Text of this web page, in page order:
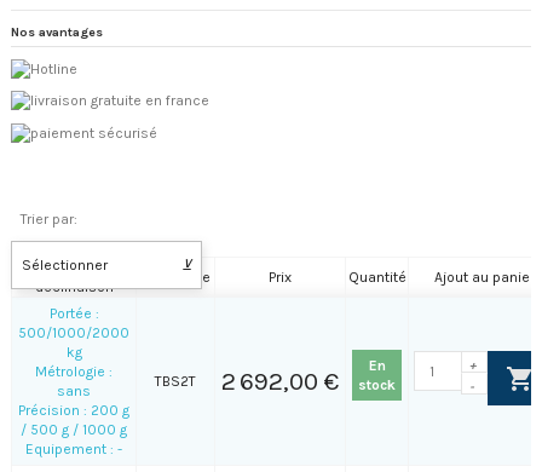
Nos avantages
Trier par:
Sélectionner ⊻
Nom de la
déclinaison
Référence Prix Quantité Ajout au panier
Portée :
500/1000/2000
kg
Métrologie :
sans
Précision : 200 g
/ 500 g / 1000 g
Equipement : -
TBS2T 2 692,00 €
En
stock
+
-